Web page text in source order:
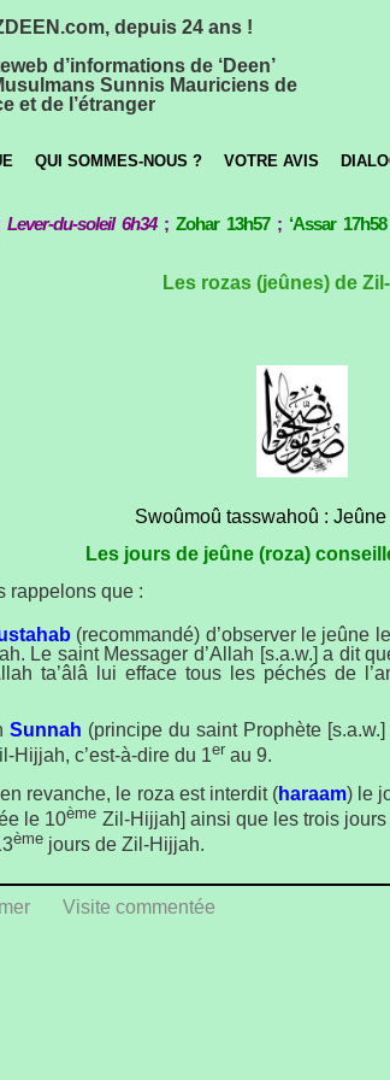
depuis 24 ans !
d’informations de ‘Deen’
Sunnis Mauriciens de
et de l’étranger
QUI SOMMES-NOUS ? VOTRE AVIS
Lever-du-soleil 6h34; Zohar 13h57;‘Assar 17h58
Les rozas (jeûnes) de
Swoûmoû tasswahoû : Jeûne
Les jours de jeûne (roza)
rappelons que :
(recommandé) d’observer le jeûne
Le saint Messager d’Allah [s.a.w.] a dit
ta’âlâ lui efface tous les péchés de
Sunnah (principe du saint Prophète
Hijjah, c’est-à-dire du 1er au 9.
revanche, le roza est interdit (haraam) le
le 10ème Zil-Hijjah] ainsi que les trois
ème jours de Zil-Hijjah.
les propos détaillés dans nos articlesZil-
Visite commentée